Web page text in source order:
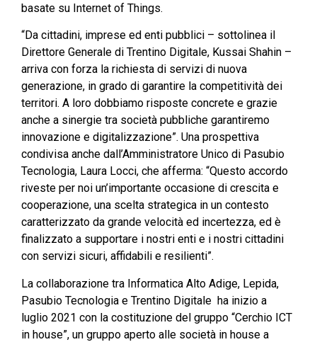
basate su Internet of Things.
“Da cittadini, imprese ed enti pubblici – sottolinea il
Direttore Generale di Trentino Digitale, Kussai Shahin –
arriva con forza la richiesta di servizi di nuova
generazione, in grado di garantire la competitività dei
territori. A loro dobbiamo risposte concrete e grazie
anche a sinergie tra società pubbliche garantiremo
innovazione e digitalizzazione”. Una prospettiva
condivisa anche dall’Amministratore Unico di Pasubio
Tecnologia, Laura Locci, che afferma: “Questo accordo
riveste per noi un’importante occasione di crescita e
cooperazione, una scelta strategica in un contesto
caratterizzato da grande velocità ed incertezza, ed è
finalizzato a supportare i nostri enti e i nostri cittadini
con servizi sicuri, affidabili e resilienti”.
La collaborazione tra Informatica Alto Adige, Lepida,
Pasubio Tecnologia e Trentino Digitale ha inizio a
luglio 2021 con la costituzione del gruppo “Cerchio ICT
in house”, un gruppo aperto alle società in house a